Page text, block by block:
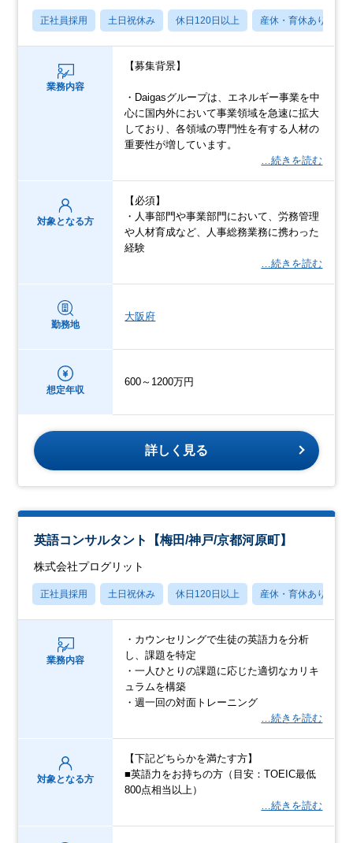
正社員採用 土日祝休み 休日120日以上 産休・育休あり
業務内容
【募集背景】
・Daigasグループは、エネルギー事業を中
心に国内外において事業領域を急速に拡大
しており、各領域の専門性を有する人材の
重要性が増しています。
…続きを読む
対象となる方
【必須】
・人事部門や事業部門において、労務管理
や人材育成など、人事総務業務に携わった
経験
…続きを読む
勤務地
大阪府
想定年収
600～1200万円
詳しく見る
英語コンサルタント【梅田/神戸/京都河原町】
株式会社プログリット
正社員採用 土日祝休み 休日120日以上 産休・育休あり
業務内容
・カウンセリングで生徒の英語力を分析
し、課題を特定
・一人ひとりの課題に応じた適切なカリキ
ュラムを構築
・週一回の対面トレーニング
…続きを読む
対象となる方
【下記どちらかを満たす方】
■英語力をお持ちの方（目安：TOEIC最低
800点相当以上）
…続きを読む